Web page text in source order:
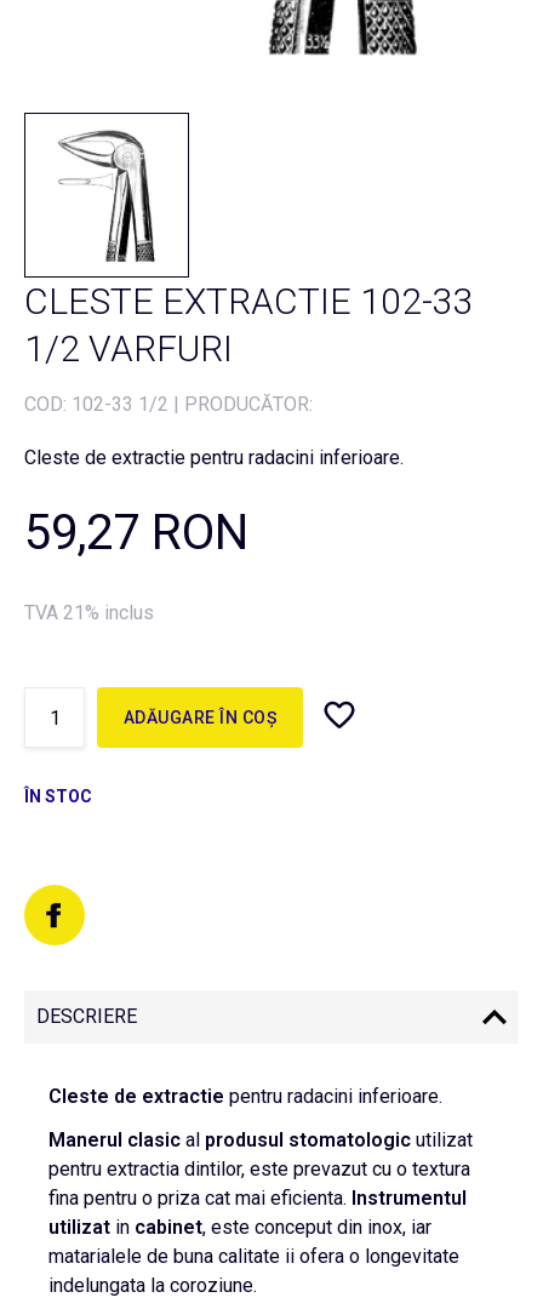
CLESTE EXTRACTIE 102-33
1/2 VARFURI
COD: 102-33 1/2 | PRODUCĂTOR:
Cleste de extractie pentru radacini inferioare.
59,27 RON
TVA 21% inclus
ADĂUGARE ÎN COȘ
ÎN STOC
DESCRIERE
Cleste de extractie pentru radacini inferioare.
Manerul clasic al produsul stomatologic utilizat
pentru extractia dintilor, este prevazut cu o textura
fina pentru o priza cat mai eficienta. Instrumentul
utilizat in cabinet, este conceput din inox, iar
matarialele de buna calitate ii ofera o longevitate
indelungata la coroziune.